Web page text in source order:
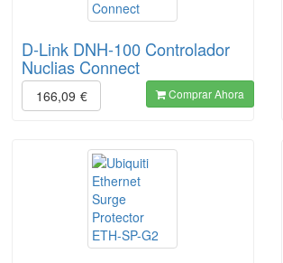
D-Link DNH-100 Controlador
Nuclias Connect
166,09 € Comprar Ahora